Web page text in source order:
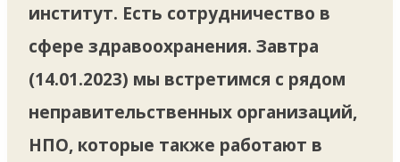
институт. Есть сотрудничество в
сфере здравоохранения. Завтра
(14.01.2023) мы встретимся с рядом
неправительственных организаций,
НПО, которые также работают в